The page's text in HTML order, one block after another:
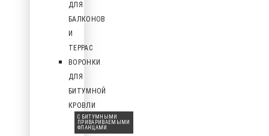
ДЛЯ
БАЛКОНОВ
И
ТЕРРАС
ВОРОНКИ
ДЛЯ
БИТУМНОЙ
КРОВЛИ
С БИТУМНЫМИ
ПРИВАРИВАЕМЫМИ
ФЛАНЦАМИ